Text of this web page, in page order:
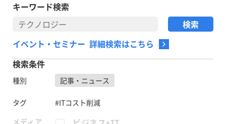
キーワード検索
イベント・セミナー 詳細検索はこちら
検索条件
種別 記事・ニュース
タグ
#ITコスト削減
メディア